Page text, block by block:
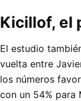
Kicillof, el
El estudio
vuelta entre
los números
con un 54% para